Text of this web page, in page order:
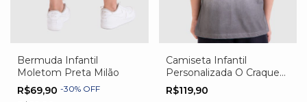
Bermuda Infantil
Moletom Preta Milão
R$69,90 -30% OFF
Camiseta Infantil
Personalizada O Craque
Tem Nome
R$119,90